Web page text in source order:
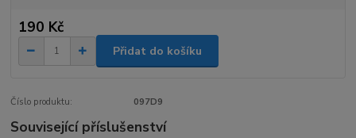
190 Kč
Přidat do košíku
Číslo produktu: 097D9
Související příslušenství